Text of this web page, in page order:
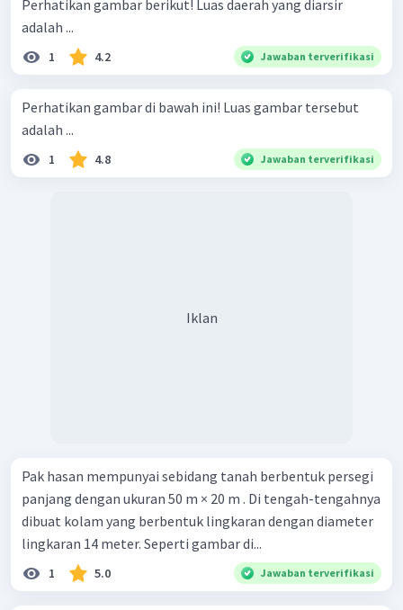
Perhatikan gambar berikut! Luas daerah yang diarsir
adalah ...
1 4.2 Jawaban terverifikasi
Perhatikan gambar di bawah ini! Luas gambar tersebut
adalah ...
1 4.8 Jawaban terverifikasi
Iklan
Pak hasan mempunyai sebidang tanah berbentuk persegi
panjang dengan ukuran 50 m × 20 m . Di tengah-tengahnya
dibuat kolam yang berbentuk lingkaran dengan diameter
lingkaran 14 meter. Seperti gambar di...
1 5.0 Jawaban terverifikasi